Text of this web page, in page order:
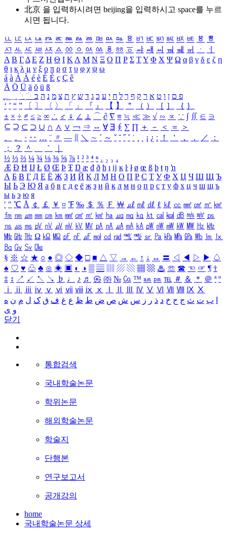
北京 을 입력하시려면 beijing을 입력하시고 space를 누르
시면 됩니다.
ㅥ ㅦ ㅧ ㅨ ㅩ ㅪ ㅫ ㅬ ㅭ ㅮ ㅯ ㅰ ㅱ ㅲ ㅳ ㅴ ㅵ ㅶ ㅷ ㅸ
ㅹ
ㅺ ㅻ ㅼ ㅽ ㅾ ㅿ ㆀ ㆁ ㆂ ㆃ ㆄ ㆅ ㆆ ㆇ ㆈ ㆉ ㆊ ㆋ ㆌ ㆍ
ㆎ
Α Β ΓΔ Ε Ζ Η Θ Ι ΚΛ Μ Ν Ξ Ο Π Ρ Σ ΤΥ Φ Χ Ψ Ω α β γ δ ε ζ η
θ ι κ λ μ ν ξ ο π ρ σ τ υ φ χ ψ ω
á à Á À é è É È ç Ç ê
Ä Ö Ü ä ö ü ß
ִֶֹ ֻּ ׁׂ פ ם ן ו ט א ר ק ף ך ל ח י ע כ ג ד ש ץ ת צ מ נ ה ב
‘ ’ “ ” 〔 〕 〈 〉 「 」 『 』 【 】 ＂ （ ） ［ ］ ｛ ｝
± × ÷ ≠ ≤ ≥ ∞ ∴ ♂ ♀ ∠ ⊥ ⌒ ∂ ∇ ≡ ≒ ≪ ≫ √ ∽ ∝ ∵ ∫ ∬ ∈ ∋
⊆ ⊇ ⊂ ⊃ ∪ ∩ ∧ ∨ ￢ ⇒ ⇔ ∀ ∃ ∮ ∑ ∏ ＋ － ＜ ＝
＞
、
。 · ‥ … ¨ 〃 ― ＼ ∼ ´ ～ ˇ ˘ ˝ ˚ ˙ ¸ ¡ ¿ ː ！ ＇ ， ． ／
：
；
？ ＾ ｀
½ ⅓ ⅔ ¼ ¾ ⅛ ⅜ ⅝ ⅞ ¹ ² ³ ⁴ ⁿ ₁ ₂ ₃ ₄
Æ Ð Ħ Ĳ Ł Ø Œ Þ Ŧ Ŋ æ đ ð ħ ı ĳ ĸ ŀ ł ø œ ß þ ŧ ŋ ŉ
А Б В Г Д Е Ё Ж З И Й К Л М Н О П Р С Т У Ф Х Ц Ч Ш Щ Ъ
Ы Ь Э Ю Я а б в г д е ё ж з и й к л м н о п р с т у ф х ц ч ш щ ъ
ы ь э ю я
′ ″ ℃ Å ￠ ￡ ￥ ¤ ℉ ‰ ＄ ％ Ｆ ￦ ㎕ ㎖ ㎗ ℓ ㎘ ㏄ ㎣ ㎤ ㎥ ㎦
㎙ ㎚ ㎛ ㎜ ㎝ ㎞ ㎟ ㎠ ㎡ ㎢ ㏊ ㎍ ㎎ ㎏ ㏏ ㎈ ㎉ ㏈ ㎧ ㎨ ㎰
㎱ ㎲ ㎳ ㎴ ㎵ ㎶ ㎷ ㎸ ㎹ ㎀ ㎁ ㎂ ㎃ ㎄ ㎺ ㎻ ㎽ ㎾ ㎿ ㎐ ㎑
㎒ ㎓ ㎔ Ω ㏀ ㏁ ㎊ ㎋ ㎌ ㏖ ㏅ ㎭ ㎮ ㎯ ㏛ ㎩ ㎪ ㎫ ㎬ ㏝ ㏐
㏓
㏃ ㏉ ㏜ ㏆
§ ※ ☆ ★ ○ ● ◎ ◇ ◆ □ ■ △ ▽ → ← ↑ ↓ ↔ 〓 ◁ ◀ ▷ ▶ ♤
♠ ♡ ♥ ♧ ♣ ⊙ ◈ ▣ ◐ ◑ ▒ ▤ ▨ ▧ ▦ ▩ ♨ ☏ ☎ ☜ ☞ ¶ †
‡ ↕ ↗ ↙ ↖ ↘ ♭ ♩ ♪ ♬ ㉿ ㈜ № ㏇ ™ ㏂ ㏘ ℡ ＃ ＆ ＊ ＠ ª º
ⅰ
ⅱ ⅲ ⅳ ⅴ ⅵ ⅶ ⅷ ⅸ ⅹ Ⅳ Ⅴ Ⅵ Ⅶ Ⅷ Ⅸ Ⅹ
ب ت ث ج ح خ د ذ ر ز س ش ص ض ط ظ ع غ ف ق ک ل م ن ه
و ی
닫기
통합검색
국내학술논문
학위논문
해외학술논문
학술지
단행본
연구보고서
공개강의
home
국내학술논문 상세